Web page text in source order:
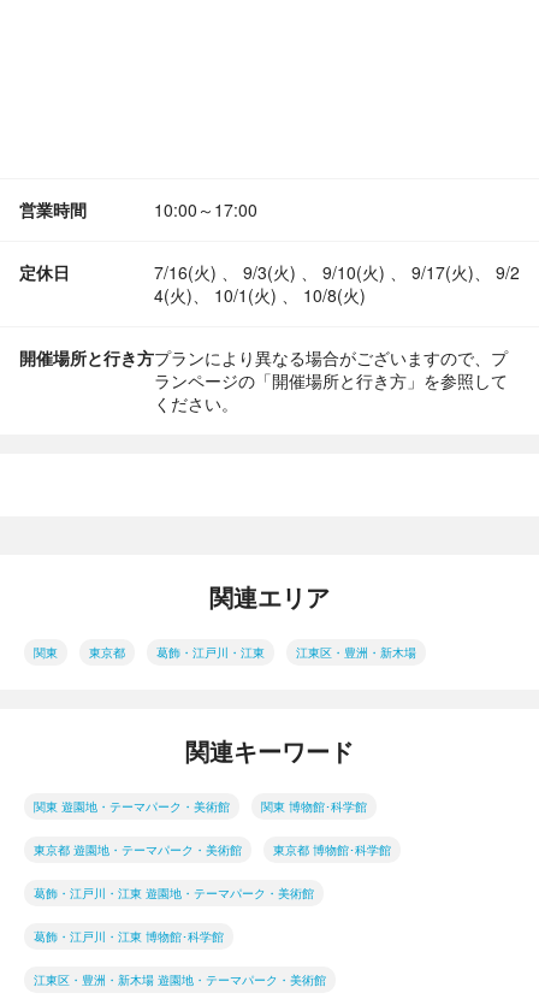
営業時間 10:00～17:00
定休日
7/16(火) 、 9/3(火) 、 9/10(火) 、 9/17(火)、 9/2
4(火)、 10/1(火) 、 10/8(火)
開催場所と行き方プランにより異なる場合がございますので、プ
ランページの「開催場所と行き方」を参照して
ください。
関連エリア
関東 東京都 葛飾・江戸川・江東 江東区・豊洲・新木場
関連キーワード
関東 遊園地・テーマパーク・美術館 関東 博物館･科学館
東京都 遊園地・テーマパーク・美術館 東京都 博物館･科学館
葛飾・江戸川・江東 遊園地・テーマパーク・美術館
葛飾・江戸川・江東 博物館･科学館
江東区・豊洲・新木場 遊園地・テーマパーク・美術館